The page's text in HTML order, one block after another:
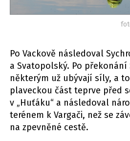
Po Vackově následoval
a Svatopolský. Po překonání
některým už ubývají síly, a
plaveckou část teprve před
v „Huťáku“ a následoval
terénem k Vargači, než se
na zpevněné cestě.